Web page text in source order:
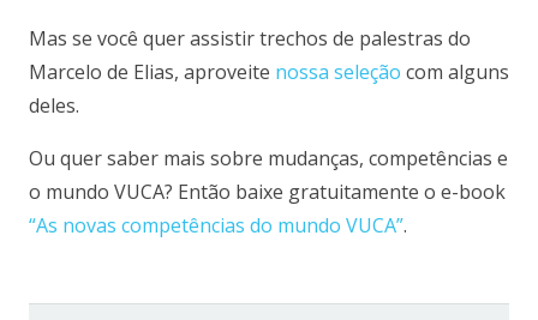
Mas se você quer assistir trechos de palestras do
Marcelo de Elias, aproveite nossa seleção com alguns
deles.
Ou quer saber mais sobre mudanças, competências e
o mundo VUCA? Então baixe gratuitamente o e-book
“As novas competências do mundo VUCA”.